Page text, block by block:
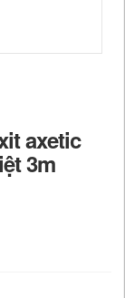
axetic
3m